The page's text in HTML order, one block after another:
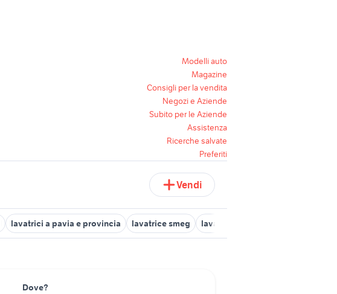
Modelli auto
Magazine
Consigli per la vendita
Negozi e Aziende
Subito per le Aziende
Assistenza
Ricerche salvate
Preferiti
Vendi
lavatrici a pavia e provincia lavatrice smeg lavatrice in lombardia
Dove?